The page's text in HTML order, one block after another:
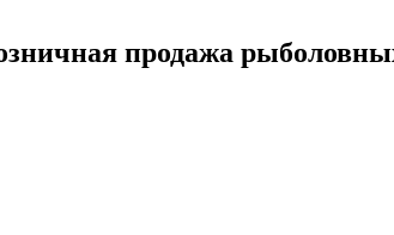
продажа